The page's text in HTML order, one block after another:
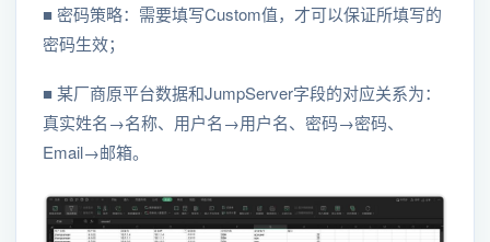
■ 密码策略：需要填写Custom值，才可以保证所填写的
密码生效；
■ 某厂商原平台数据和JumpServer字段的对应关系为：
真实姓名→名称、用户名→用户名、密码→密码、
Email→邮箱。